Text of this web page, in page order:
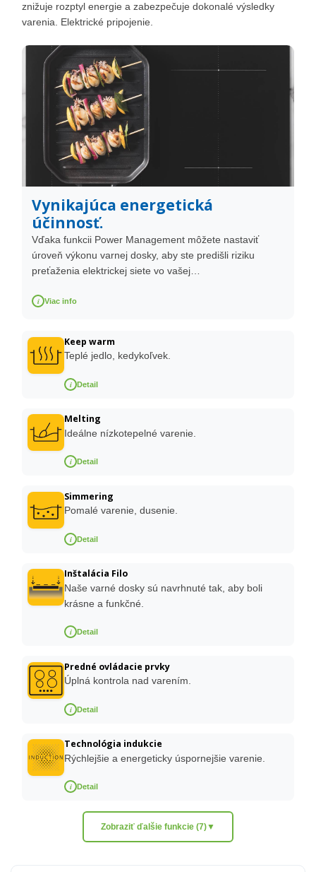
znižuje rozptyl energie a zabezpečuje dokonalé výsledky
varenia. Elektrické pripojenie.
Vynikajúca energetická
účinnosť.
Vďaka funkcii Power Management môžete nastaviť
úroveň výkonu varnej dosky, aby ste predišli riziku
preťaženia elektrickej siete vo vašej…
i Viac info
Keep warm
Teplé jedlo, kedykoľvek.
i Detail
Melting
Ideálne nízkotepelné varenie.
i Detail
Simmering
Pomalé varenie, dusenie.
i Detail
Inštalácia Filo
Naše varné dosky sú navrhnuté tak, aby boli
krásne a funkčné.
i Detail
Predné ovládacie prvky
Úplná kontrola nad varením.
i Detail
Technológia indukcie
Rýchlejšie a energeticky úspornejšie varenie.
i Detail
Zobraziť ďalšie funkcie (7)▼